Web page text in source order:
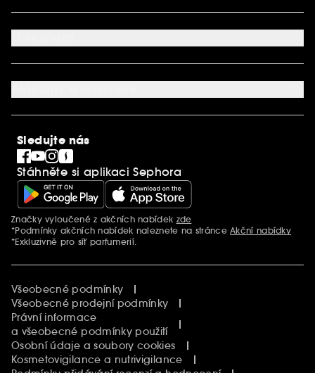
Kontaktujte nás
Mapa stránky
Můj účet
Aplikace SEPHORA
Nastavení souborů cookie
O společnosti Sephora
Kariéra
SEPHORiA
Blog Sephora
Singles´ Day
Black Friday
Cyber Monday
Vánoce
Sledujte nás
Stáhněte si aplikaci Sephora
Další informace
Značky vyloučené z akčních nabídek zde
*Podmínky akčních nabídek naleznete na stránceAkční nabídky
*Exkluzivně pro síť parfumerií.
Všeobecné podmínky
Všeobecné prodejní podmínky
Právní informace
a všeobecné podmínky použití
Osobní údaje a soubory cookies
Kosmetovigilance a nutrivigilance